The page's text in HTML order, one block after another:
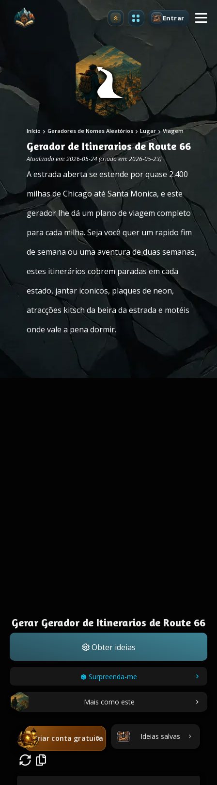
Atualizar Entrar
Início Geradores de Nomes Aleatórios Lugar Viagem
Gerador de Itinerarios de Route 66
Atualizado em: 2026-05-24 (criado em: 2026-05-23)
A estrada aberta se estende por quase 2.400
milhas de Chicago até Santa Monica, e este
gerador lhe dá um plano de viagem completo
para cada milha. Seja você quer um rapido fim
de semana ou uma aventura de duas semanas,
estes itinerários cobrem paradas em cada
estado, jantar iconicos, plaques de neon,
atracções kitsch da beira da estrada e motéis
onde vale a pena dormir.
Gerar Gerador de Itinerarios de Route 66
Obter ideias
Surpreenda-me
Mais como este
Criar conta gratuita Ideias salvas